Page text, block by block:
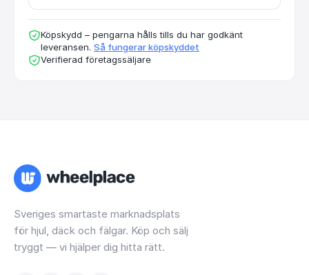
Köpskydd – pengarna hålls tills du har godkänt
leveransen. Så fungerar köpskyddet
Verifierad företagssäljare
Sveriges smartaste marknadsplats
för hjul, däck och fälgar. Köp och sälj
tryggt — vi hjälper dig hitta rätt.